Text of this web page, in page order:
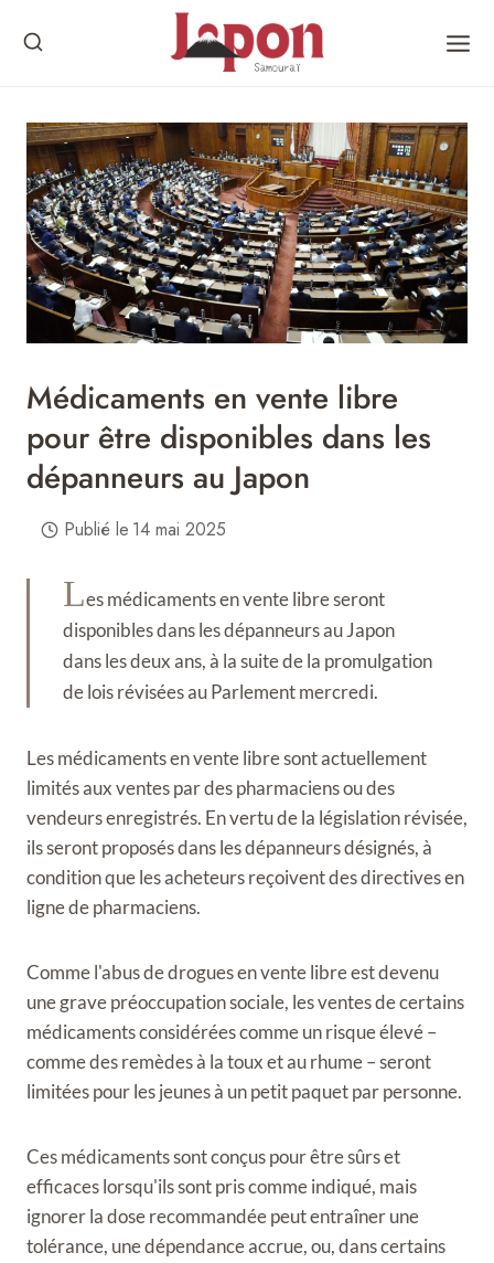
Médicaments en vente libre
pour être disponibles dans les
dépanneurs au Japon
Publié le 14 mai 2025
Les médicaments en vente libre seront
disponibles dans les dépanneurs au Japon
dans les deux ans, à la suite de la promulgation
de lois révisées au Parlement mercredi.
Les médicaments en vente libre sont actuellement
limités aux ventes par des pharmaciens ou des
vendeurs enregistrés. En vertu de la législation révisée,
ils seront proposés dans les dépanneurs désignés, à
condition que les acheteurs reçoivent des directives en
ligne de pharmaciens.
Comme l'abus de drogues en vente libre est devenu
une grave préoccupation sociale, les ventes de certains
médicaments considérées comme un risque élevé –
comme des remèdes à la toux et au rhume – seront
limitées pour les jeunes à un petit paquet par personne.
Ces médicaments sont conçus pour être sûrs et
efficaces lorsqu'ils sont pris comme indiqué, mais
ignorer la dose recommandée peut entraîner une
tolérance, une dépendance accrue, ou, dans certains